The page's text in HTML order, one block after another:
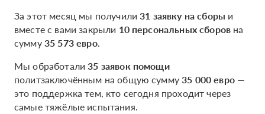
За этот месяц мы получили31 заявку на сборы и
вместе с вами закрыли 10 персональных сборов на
сумму35 573 евро.
Мы обработали35 заявок помощи
политзаключённым на общую сумму35 000 евро—
это поддержка тем, кто сегодня проходит через
самые тяжёлые испытания.